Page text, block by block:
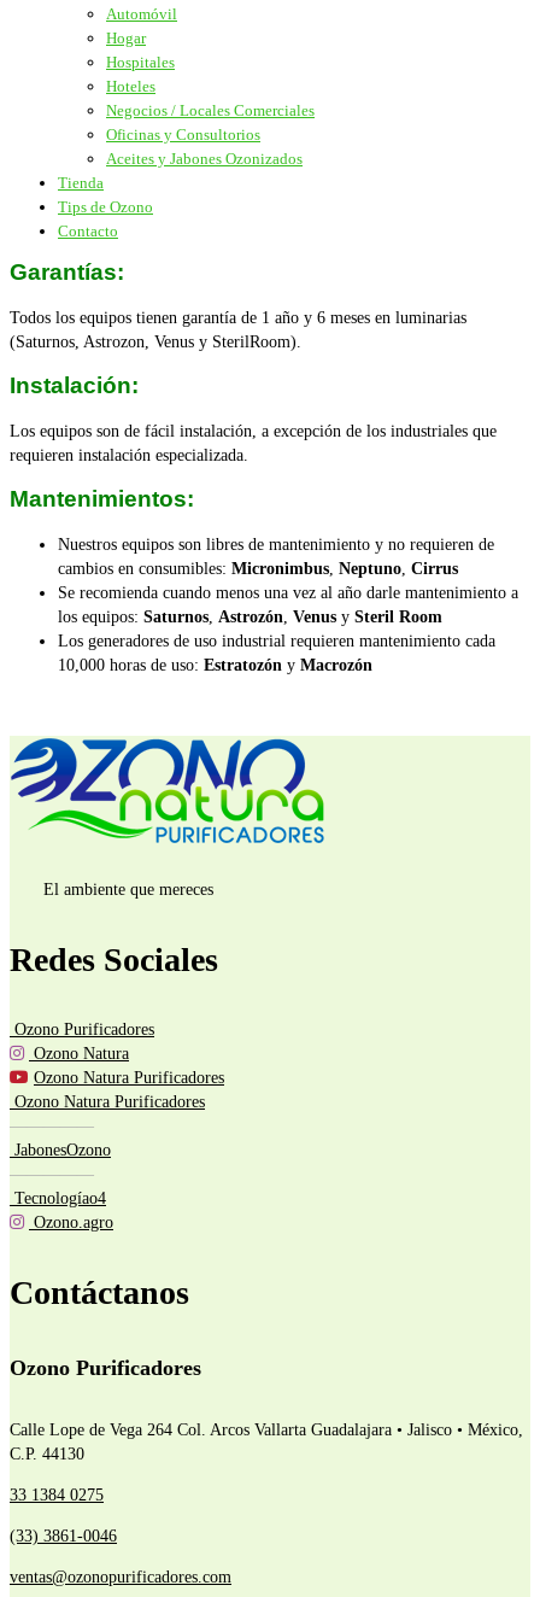
Automóvil
Hogar
Hospitales
Hoteles
Negocios / Locales Comerciales
Oficinas y Consultorios
Aceites y Jabones Ozonizados
Tienda
Tips de Ozono
Contacto
Garantías:
Todos los equipos tienen garantía de 1 año y 6 meses en luminarias
(Saturnos, Astrozon, Venus y SterilRoom).
Instalación:
Los equipos son de fácil instalación, a excepción de los industriales que
requieren instalación especializada.
Mantenimientos:
Nuestros equipos son libres de mantenimiento y no requieren de
cambios en consumibles: Micronimbus, Neptuno, Cirrus
Se recomienda cuando menos una vez al año darle mantenimiento a
los equipos: Saturnos, Astrozón, Venus y Steril Room
Los generadores de uso industrial requieren mantenimiento cada
10,000 horas de uso: Estratozón y Macrozón
El ambiente que mereces
Redes Sociales
Ozono Purificadores
Ozono Natura
Ozono Natura Purificadores
Ozono Natura Purificadores
—————
JabonesOzono
—————
Tecnologíao4
Ozono.agro
Contáctanos
Ozono Purificadores
Calle Lope de Vega 264 Col. Arcos Vallarta Guadalajara • Jalisco • México,
C.P. 44130
33 1384 0275
(33) 3861-0046
ventas@ozonopurificadores.com